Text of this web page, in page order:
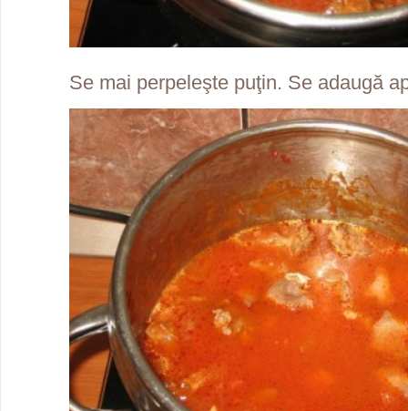
Se mai perpeleşte puţin. Se adaugă